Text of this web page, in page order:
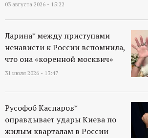
03 августа 2026 - 15:22
Ларина* между приступами
ненависти к России вспомнила,
что она «коренной москвич»
31 июля 2026 - 13:47
Русофоб Каспаров*
оправдывает удары Киева по
жилым кварталам в России